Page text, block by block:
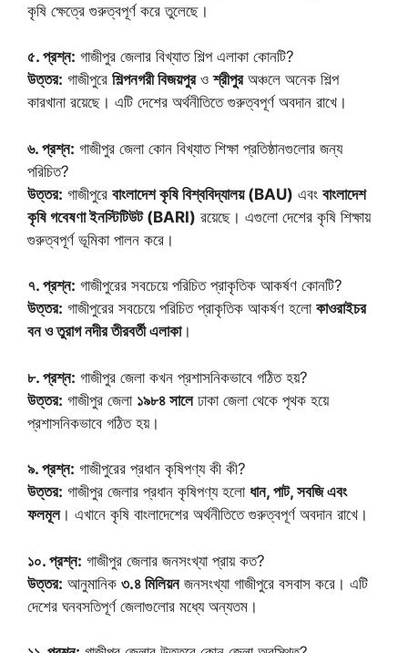
কৃষি ক্ষেত্রে গুরুত্বপূর্ণ করে তুলেছে।
৫. প্রশ্ন: গাজীপুর জেলার বিখ্যাত শিল্প এলাকা কোনটি?
উত্তর: গাজীপুরে শিল্পনগরী বিজয়পুরওশ্রীপুরঅঞ্চলে অনেক শিল্প
কারখানা রয়েছে। এটি দেশের অর্থনীতিতে গুরুত্বপূর্ণ অবদান রাখে।
৬. প্রশ্ন: গাজীপুর জেলা কোন বিখ্যাত শিক্ষা প্রতিষ্ঠানগুলোর জন্য
পরিচিত?
উত্তর: গাজীপুরে বাংলাদেশ কৃষি বিশ্ববিদ্যালয় (BAU) এবং বাংলাদেশ
কৃষি গবেষণা ইনস্টিটিউট (BARI) রয়েছে। এগুলো দেশের কৃষি শিক্ষায়
গুরুত্বপূর্ণ ভূমিকা পালন করে।
৭. প্রশ্ন: গাজীপুরের সবচেয়ে পরিচিত প্রাকৃতিক আকর্ষণ কোনটি?
উত্তর: গাজীপুরের সবচেয়ে পরিচিত প্রাকৃতিক আকর্ষণ হলো কাওরাইচর
বন ও তুরাগ নদীর তীরবর্তী এলাকা।
৮. প্রশ্ন: গাজীপুর জেলা কখন প্রশাসনিকভাবে গঠিত হয়?
উত্তর: গাজীপুর জেলা ১৯৮৪ সালেঢাকা জেলা থেকে পৃথক হয়ে
প্রশাসনিকভাবে গঠিত হয়।
৯. প্রশ্ন: গাজীপুরের প্রধান কৃষিপণ্য কী কী?
উত্তর: গাজীপুর জেলার প্রধান কৃষিপণ্য হলো ধান, পাট, সবজি এবং
ফলমূল। এখানে কৃষি বাংলাদেশের অর্থনীতিতে গুরুত্বপূর্ণ অবদান রাখে।
১০. প্রশ্ন: গাজীপুর জেলার জনসংখ্যা প্রায় কত?
উত্তর: আনুমানিক ৩.৪ মিলিয়নজনসংখ্যা গাজীপুরে বসবাস করে। এটি
দেশের ঘনবসতিপূর্ণ জেলাগুলোর মধ্যে অন্যতম।